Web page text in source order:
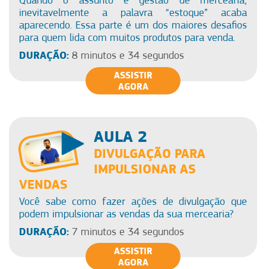
inevitavelmente a palavra “estoque” acaba
aparecendo. Essa parte é um dos maiores desafios
para quem lida com muitos produtos para venda.
DURAÇÃO:8 minutos e 34 segundos
ASSISTIR
AGORA
AULA 2
DIVULGAÇÃO PARA
IMPULSIONAR AS
VENDAS
Você sabe como fazer ações de divulgação que
podem impulsionar as vendas da sua mercearia?
DURAÇÃO:7 minutos e 34 segundos
ASSISTIR
AGORA